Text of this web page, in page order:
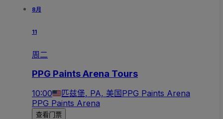
8月
11
周二
PPG Paints Arena Tours
10:00 匹兹堡, PA, 美国PPG Paints Arena
PPG Paints Arena
查看门票